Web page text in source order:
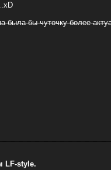
была бы чуточку более
LF-style.